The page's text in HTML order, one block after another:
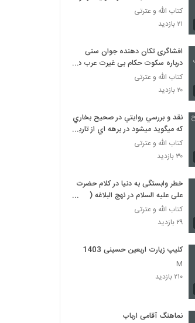
... استاد حسینی قزوینی
کتاب الله و عترتی
۲۱ بازدید
افشاگری تکان دهنده جوان سنی
درباره سکوت حکام بی غیرت عرب در
برابر جنایات اسرائیل
کتاب الله و عترتی
۲۰ بازدید
نقد و بررسي روايتي در صحيح بخاري
که ميگويد ميشود در برهه اي از تاريخ
امام زماني وجود نداشته باشد!!
کتاب الله و عترتی
۳۰ بازدید
خطر وابستگی به دنیا در کلام حضرت
علی علیه السلام در نهج البلاغه (
استاد قزوینی )
کتاب الله و عترتی
۲۹ بازدید
کلیپ زیارت اربعین حسینی 1403
M
۲۱۰ بازدید
نماهنگ آقامی ارباب